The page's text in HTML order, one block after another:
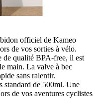
officiel de Kameo
de vos sorties à vélo.
de qualité BPA-free, il est
main. La valve à bec
sans ralentir.
standard de 500ml. Une
de vos aventures cyclistes